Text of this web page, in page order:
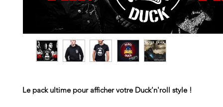
Le pack ultime pour afficher votre Duck'n'roll style !